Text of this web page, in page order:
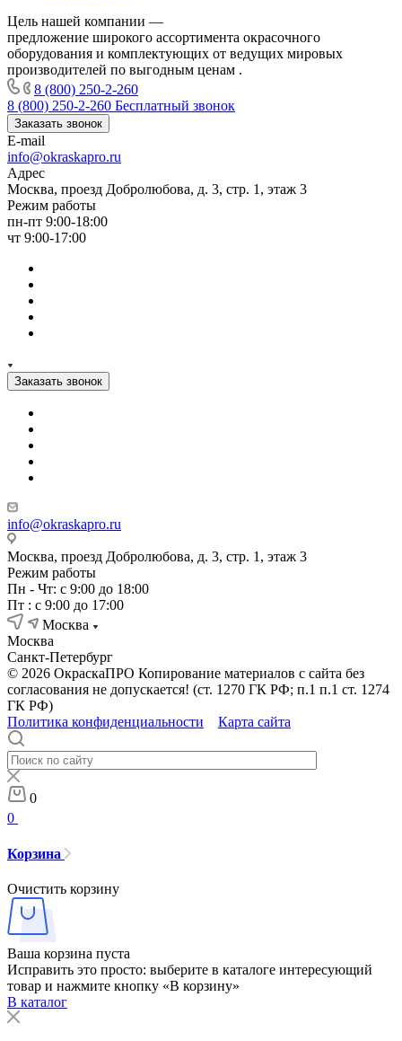
Цель нашей компании —
предложение широкого ассортимента окрасочного
оборудования и комплектующих от ведущих мировых
производителей по выгодным ценам .
8 (800) 250-2-260
8 (800) 250-2-260 Бесплатный звонок
Заказать звонок
E-mail
info@okraskapro.ru
Адрес
Москва, проезд Добролюбова, д. 3, стр. 1, этаж 3
Режим работы
пн-пт 9:00-18:00
чт 9:00-17:00
Заказать звонок
info@okraskapro.ru
Москва, проезд Добролюбова, д. 3, стр. 1, этаж 3
Режим работы
Пн - Чт: с 9:00 до 18:00
Пт : с 9:00 до 17:00
Москва
Москва
Санкт-Петербург
© 2026 ОкраскаПРО Копирование материалов с сайта без
согласования не допускается! (ст. 1270 ГК РФ; п.1 п.1 ст. 1274
ГК РФ)
Политика конфиденциальности
Карта сайта
0
0
Корзина
Очистить корзину
Ваша корзина пуста
Исправить это просто: выберите в каталоге интересующий
товар и нажмите кнопку «В корзину»
В каталог